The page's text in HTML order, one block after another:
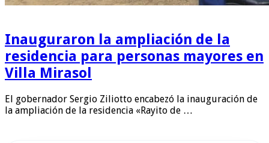
Inauguraron la ampliación de la
residencia para personas mayores en
Villa Mirasol
El gobernador Sergio Ziliotto encabezó la inauguración de
la ampliación de la residencia «Rayito de …